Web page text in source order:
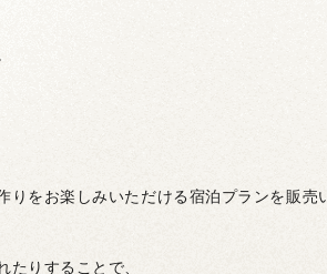
りをお楽しみいただける宿泊プランを販売
りすることで、